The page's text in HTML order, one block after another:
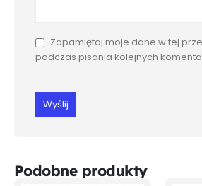
Zapamiętaj moje dane w tej
podczas pisania kolejnych
Podobne produkty